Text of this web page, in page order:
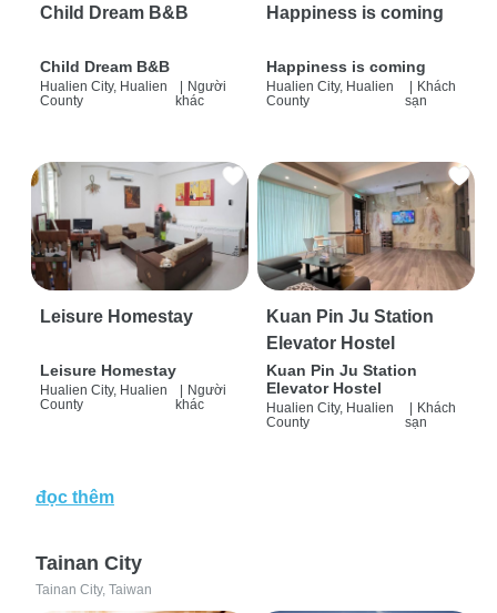
Child Dream B&B
Child Dream B&B
Hualien City, Hualien
County
Người
khác
Happiness is coming
Happiness is coming
Hualien City, Hualien
County
Khách
sạn
Leisure Homestay
Leisure Homestay
Hualien City, Hualien
County
Người
khác
Kuan Pin Ju Station
Elevator Hostel
Kuan Pin Ju Station
Elevator Hostel
Hualien City, Hualien
County
Khách
sạn
đọc thêm
Tainan City
Tainan City, Taiwan